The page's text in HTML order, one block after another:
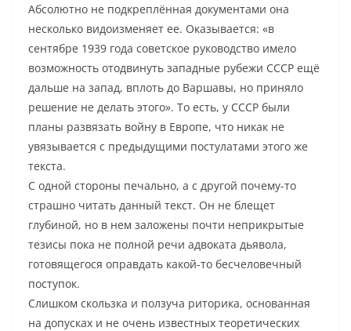
Абсолютно не подкреплённая документами она
несколько видоизменяет ее. Оказывается: «в
сентябре 1939 года советское руководство имело
возможность отодвинуть западные рубежи СССР ещё
дальше на запад, вплоть до Варшавы, но приняло
решение не делать этого». То есть, у СССР были
планы развязать войну в Европе, что никак не
увязывается с предыдущими постулатами этого же
текста.
С одной стороны печально, а с другой почему-то
страшно читать данный текст. Он не блещет
глубиной, но в нем заложены почти неприкрытые
тезисы пока не полной речи адвоката дьявола,
готовящегося оправдать какой-то бесчеловечный
поступок.
Слишком скользка и ползуча риторика, основанная
на допусках и не очень известных теоретических